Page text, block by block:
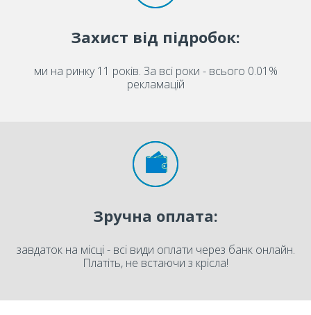
Захист від підробок:
ми на ринку 11 років. За всі роки - всього 0.01%
рекламацій
Зручна оплата:
завдаток на місці - всі види оплати через банк онлайн.
Платіть, не встаючи з крісла!